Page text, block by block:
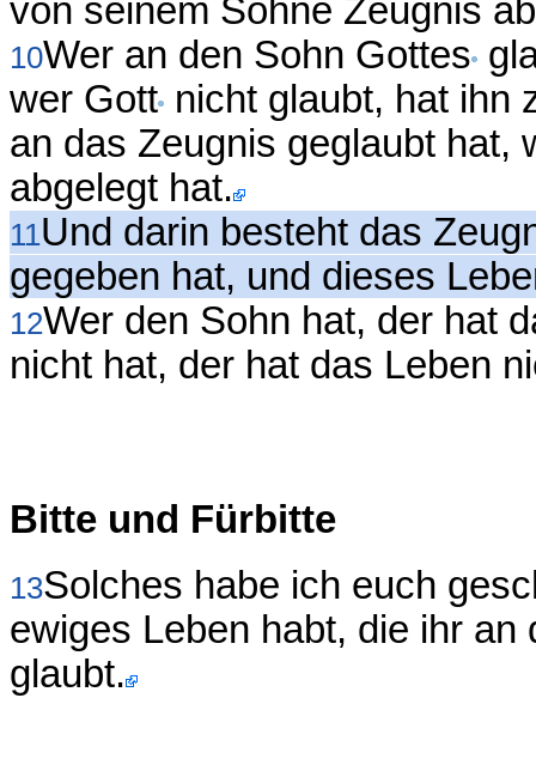
von seinem Sohne Zeugnis
10Wer an den Sohn Gottes
wer Gott nicht glaubt, hat ihn
an das Zeugnis geglaubt hat,
abgelegt hat.
11Und darin besteht das
gegeben hat, und dieses
12Wer den Sohn hat, der hat
nicht hat, der hat das Leben
Bitte und Fürbitte
13Solches habe ich euch
ewiges Leben habt, die ihr
glaubt.